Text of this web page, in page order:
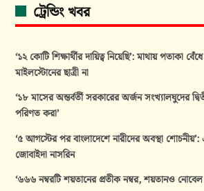
ট্রেন্ডিং খবর
‘১২ কোটি শিক্ষার্থীর দায়িত্ব নিয়েছি’: মাথায় পতাকা
মাইলস্টোনের ছাত্রী না
‘১৮ মাসের অন্তর্বর্তী সরকারের অর্জন সংখ্যালঘুদের
পরিণত করা’
‘৫ আগস্টের পর বাংলাদেশে নারীদের অবস্থা শোচনীয়’:
জোবাইদা নাসরিন
‘৬৬৬ নম্বরটি শয়তানের প্রতীক নম্বর, শয়তানও নোবেল